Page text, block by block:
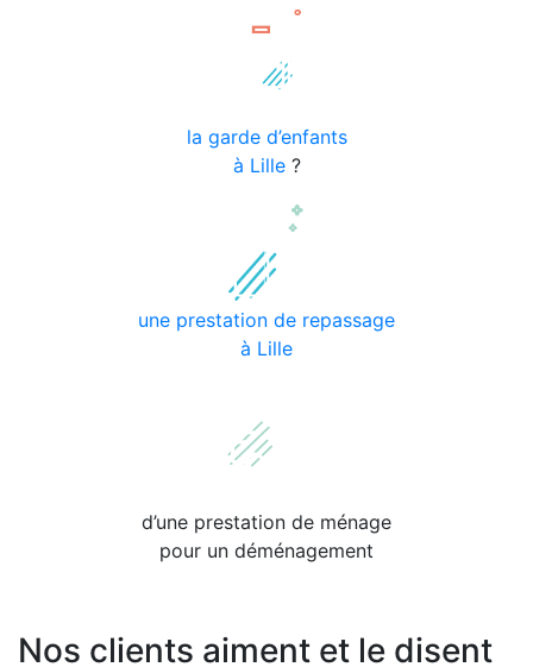
la garde d’enfants
à Lille?
une prestation de repassage
à Lille
d’une prestation de ménage
pour un déménagement
Nos clients aiment et le disent